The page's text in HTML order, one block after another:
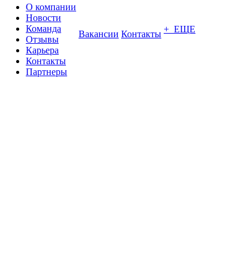
О компании
Новости
Команда
Отзывы
Карьера
Контакты
Партнеры
Вакансии Контакты + ЕЩЕ